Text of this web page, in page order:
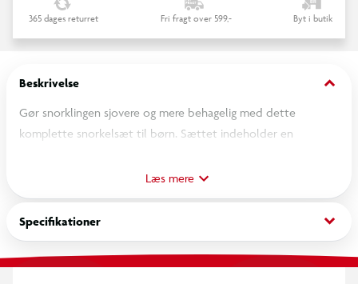
365 dages returret Fri fragt over 599,- Byt i butik
Beskrivelse keyboard_arrow_down
Gør snorklingen sjovere og mere behagelig med dette
komplette snorkelsæt til børn. Sættet indeholder en
sikkerhed og perfekt pasform. Den brede tekstilrem sikrer god
komfort og nem justering, mens den integrerede
snorkelholder holder snorklen sikkert på plads.
Snorklen har et roterbart og aftageligt mundstykke,
Læs mere
Specifikationer keyboard_arrow_down